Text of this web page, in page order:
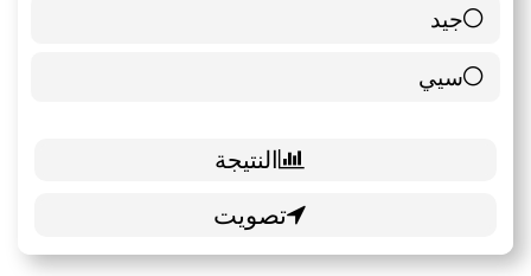
جيد
0 ( 0 % )
سيي
1 ( 14.29 % )